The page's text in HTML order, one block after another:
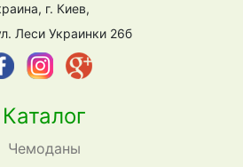
Каталог
Чемоданы
г. Киев,
Леси Украинки 26б